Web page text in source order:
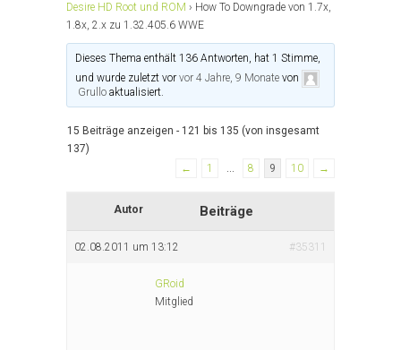
Desire HD Root und ROM › How To Downgrade von 1.7x,
1.8x, 2.x zu 1.32.405.6 WWE
Dieses Thema enthält 136 Antworten, hat 1 Stimme,
und wurde zuletzt vorvor 4 Jahre, 9 Monate von
Grullo aktualisiert.
15 Beiträge anzeigen - 121 bis 135 (von insgesamt
137)
←
1 8 9 10 →
Autor Beiträge
02.08.2011 um 13:12 #35311
GRoid
Mitglied